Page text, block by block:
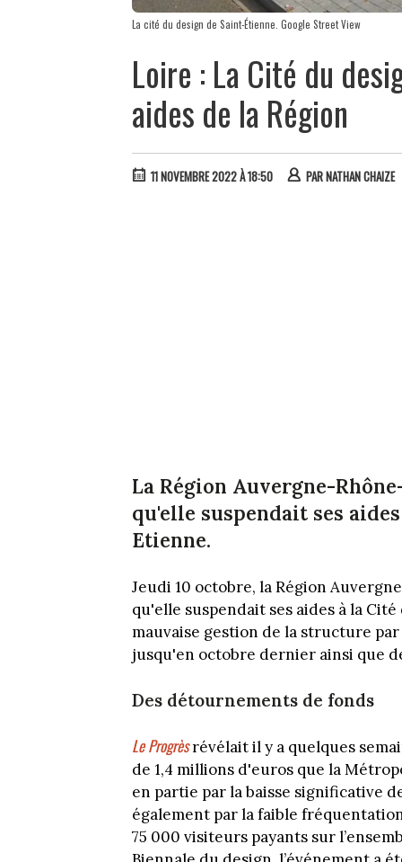
La cité du design de Saint-Étienne. Google Street View
Loire : La Cité du
aides de la Région
11 NOVEMBRE 2022 À 18:50 PARNATHAN CHAIZE
La Région Auvergne-
qu'elle suspendait ses
Etienne.
Jeudi 10 octobre, la Région
qu'elle suspendait ses aides à la
mauvaise gestion de la structure
jusqu'en octobre dernier ainsi que
Des détournements de fonds
Le Progrèsrévélait il y a quelques
de 1,4 millions d'euros que la
en partie par la baisse significative
également par la faible
75 000 visiteurs payants sur